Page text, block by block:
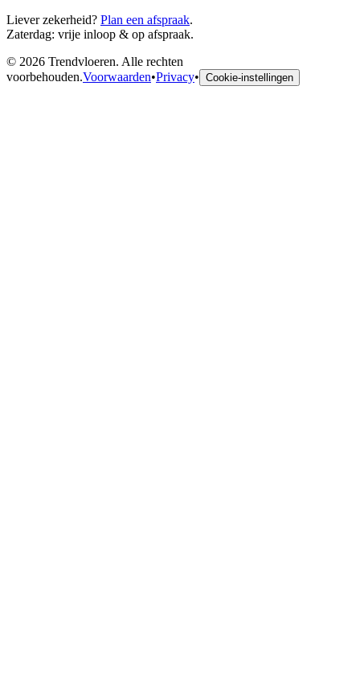
Liever zekerheid? Plan een afspraak.
Zaterdag: vrije inloop & op afspraak.
© 2026 Trendvloeren. Alle rechten
voorbehouden.Voorwaarden•Privacy• Cookie-instellingen